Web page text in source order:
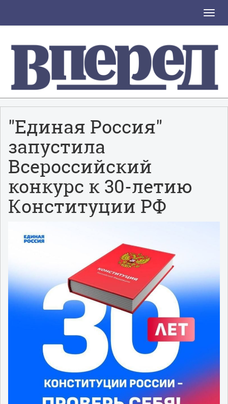
Toggle
"Единая Россия"
запустила
Всероссийский
конкурс к 30-летию
Конституции РФ